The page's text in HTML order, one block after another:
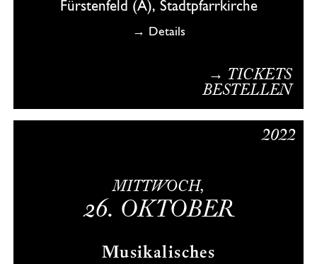
Fürstenfeld (A), Stadtpfarrkirche
→ Details
→ TICKETS
BESTELLEN
MITTWOCH,
26. OKTOBER
2022
Musikalisches